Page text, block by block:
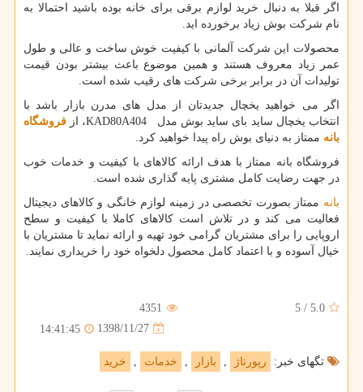
اگر قبلا به دنبال خرید لوازم برقی برای خانه بوده باشید احتمالا به
نام شرکت بوش زیاد برخورده اید.
محصولات این شرکت آلمانی با کیفیت خوش ساخت و عالی و طول
عمر زیاد معروف هستند و همین موضوع باعث بیشتر بودن قیمت
تولیدات آن در برابر برخی شرکت های رقیب شده است.
اگر می خواهید یخچال جدیدتان از مدل های مدرن بازار باشد با
انتخاب یخچال ساید بای ساید بوش مدل
KAD80A404، از فروشگاه
بانه ممتاز به دنیای بوش راه پیدا خواهید کرد.
فروشگاه بانه ممتاز با هدف ارائه کالاهای با کیفیت و خدمات خوب
در جهت رضایت کامل مشتری پایه گذاری شده است.
بانه ممتاز بصورت تخصصی در زمینه لوازم خانگی و کالاهای دیجیتال
فعالیت می کند و در تلاش است کالاهای کاملا با کیفیت و سطح
اروپایی را برای مشتریان گرامی خود تهیه و ارائه نماید تا مشتریان با
خیال آسوده و با اعتماد کامل محصول دلخواه خود را خریداری نمایند.
5.0
/
5
4351
1398/11/27
14:41:45
تگهای خبر: رپورتاژ بازار خدمات خرید